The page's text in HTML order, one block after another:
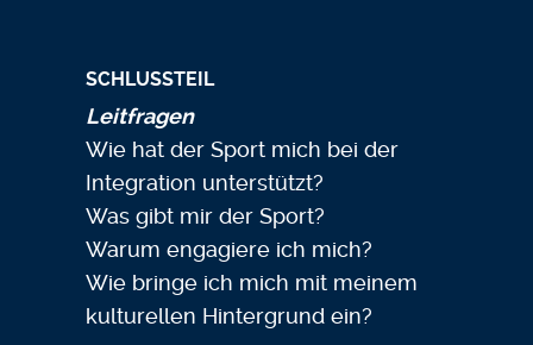
SCHLUSSTEIL
Leitfragen
Wie hat der Sport mich bei der
Integration unterstützt?
Was gibt mir der Sport?
Warum engagiere ich mich?
Wie bringe ich mich mit meinem
kulturellen Hintergrund ein?